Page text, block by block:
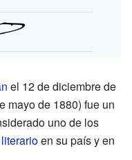
el 12 de diciembre de
mayo de 1880) fue un
uno de los
en su país y en